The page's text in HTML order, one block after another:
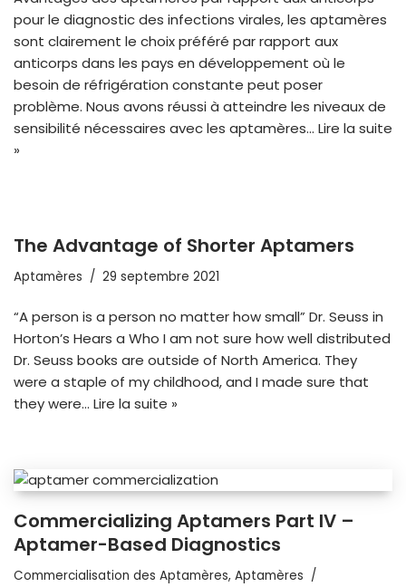
pour le diagnostic des infections virales, les aptamères
sont clairement le choix préféré par rapport aux
anticorps dans les pays en développement où le
besoin de réfrigération constante peut poser
problème. Nous avons réussi à atteindre les niveaux de
sensibilité nécessaires avec les aptamères... Lire la suite
»
The Advantage of Shorter Aptamers
Aptamères 29 septembre 2021
“A person is a person no matter how small” Dr. Seuss in
Horton’s Hears a Who I am not sure how well distributed
Dr. Seuss books are outside of North America. They
were a staple of my childhood, and I made sure that
they were… Lire la suite »
Commercializing Aptamers Part IV –
Aptamer-Based Diagnostics
Commercialisation des Aptamères, Aptamères